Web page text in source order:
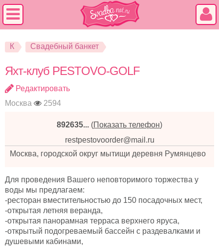
К Свадебный банкет
Яхт-клуб PESTOVO-GOLF
Редактировать
Москва
2594
892635... (Показать телефон)
restpestovoorder@mail.ru
Москва, городской округ мытищи деревня Румянцево
Для проведения Вашего неповторимого торжества у
воды мы предлагаем:
-ресторан вместительностью до 150 посадочных мест,
-открытая летняя веранда,
-открытая панорамная терраса верхнего яруса,
-открытый подогреваемый бассейн с раздевалками и
душевыми кабинами,